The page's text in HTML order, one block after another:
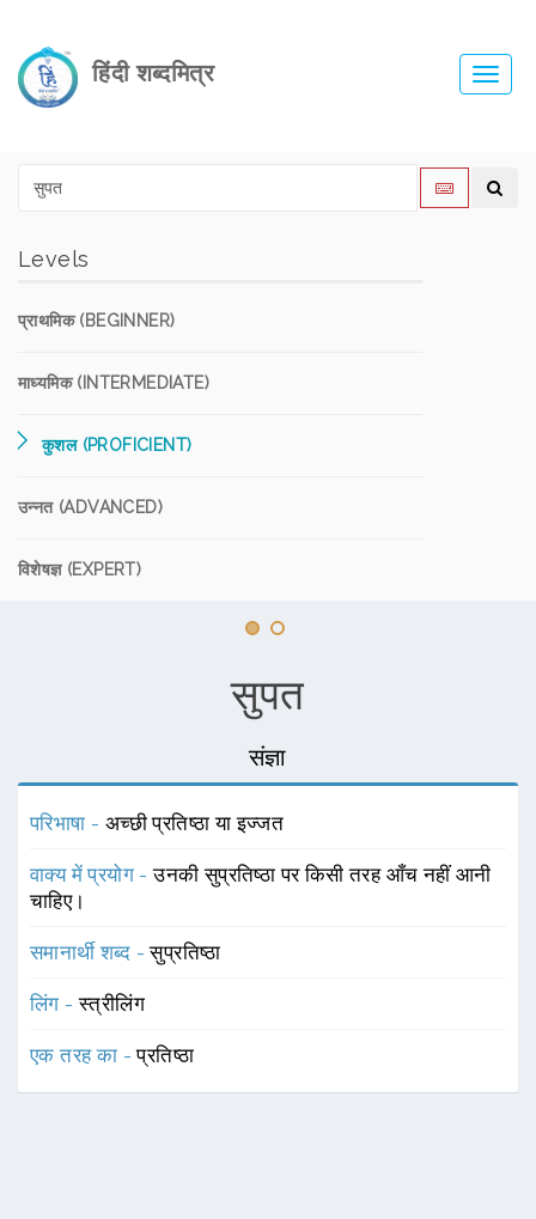
हिंदी शब्दमित्र
Levels
प्राथमिक (BEGINNER)
माध्यमिक (INTERMEDIATE)
कुशल (PROFICIENT)
उन्नत (ADVANCED)
विशेषज्ञ (EXPERT)
सुपत
संज्ञा
परिभाषा - अच्छी प्रतिष्ठा या इज्जत
वाक्य में प्रयोग -उनकी सुप्रतिष्ठा पर किसी तरह आँच नहीं आनी
चाहिए।
समानार्थी शब्द -सुप्रतिष्ठा
लिंग -स्त्रीलिंग
एक तरह का -प्रतिष्ठा